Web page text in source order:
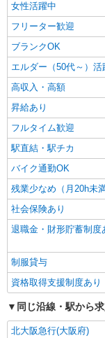
女性活躍中
フリーター歓迎
ブランクOK
エルダー（50代～）活
高収入・高額
昇給あり
フルタイム歓迎
駅直結・駅チカ
バイク通勤OK
残業少なめ（月20h未満
社会保険あり
退職金・財形貯蓄制度
制服貸与
資格取得支援制度あり
同じ沿線・駅から
北大阪急行(大阪府)